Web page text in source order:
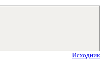
Исходник